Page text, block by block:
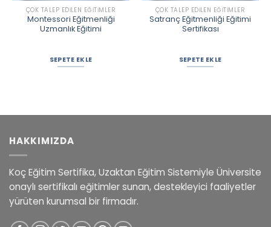
ÇOK TALEP EDILEN EĞITIMLER
Montessori Eğitmenliği
Uzmanlık Eğitimi
SEPETE EKLE
ÇOK TALEP EDILEN EĞITIMLER
Satranç Eğitmenliği Eğitimi
Sertifikası
SEPETE EKLE
HAKKIMIZDA
Koç Eğitim Sertifika, Uzaktan Eğitim Sistemiyle Üniversite
onaylı sertifikalı eğitimler sunan, destekleyici faaliyetler
yürüten kurumsal bir firmadır.